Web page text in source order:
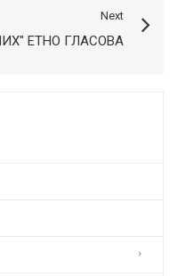
Next
ЕТНО ГЛАСОВА